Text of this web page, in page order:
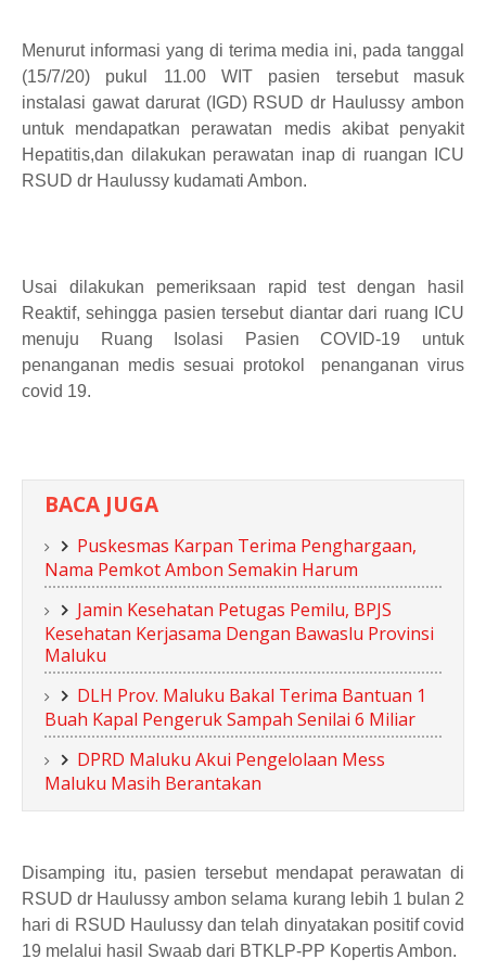
Menurut informasi yang di terima media ini, pada tanggal
(15/7/20) pukul 11.00 WIT pasien tersebut masuk
instalasi gawat darurat (IGD) RSUD dr Haulussy ambon
untuk mendapatkan perawatan medis akibat penyakit
Hepatitis,dan dilakukan perawatan inap di ruangan ICU
RSUD dr Haulussy kudamati Ambon.
Usai dilakukan pemeriksaan rapid test dengan hasil
Reaktif, sehingga pasien tersebut diantar dari ruang ICU
menuju Ruang Isolasi Pasien COVID-19 untuk
penanganan medis sesuai protokol penanganan virus
covid 19.
BACA JUGA
Puskesmas Karpan Terima Penghargaan,
Nama Pemkot Ambon Semakin Harum
Jamin Kesehatan Petugas Pemilu, BPJS
Kesehatan Kerjasama Dengan Bawaslu Provinsi
Maluku
DLH Prov. Maluku Bakal Terima Bantuan 1
Buah Kapal Pengeruk Sampah Senilai 6 Miliar
DPRD Maluku Akui Pengelolaan Mess
Maluku Masih Berantakan
Disamping itu, pasien tersebut mendapat perawatan di
RSUD dr Haulussy ambon selama kurang lebih 1 bulan 2
hari di RSUD Haulussy dan telah dinyatakan positif covid
19 melalui hasil Swaab dari BTKLP-PP Kopertis Ambon.